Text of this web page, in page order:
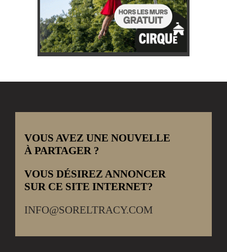
VOUS AVEZ UNE NOUVELLE
À PARTAGER ?
VOUS DÉSIREZ ANNONCER
SUR CE SITE INTERNET?
INFO@SORELTRACY.COM